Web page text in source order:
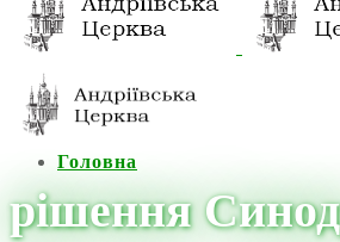
Головна
рішення